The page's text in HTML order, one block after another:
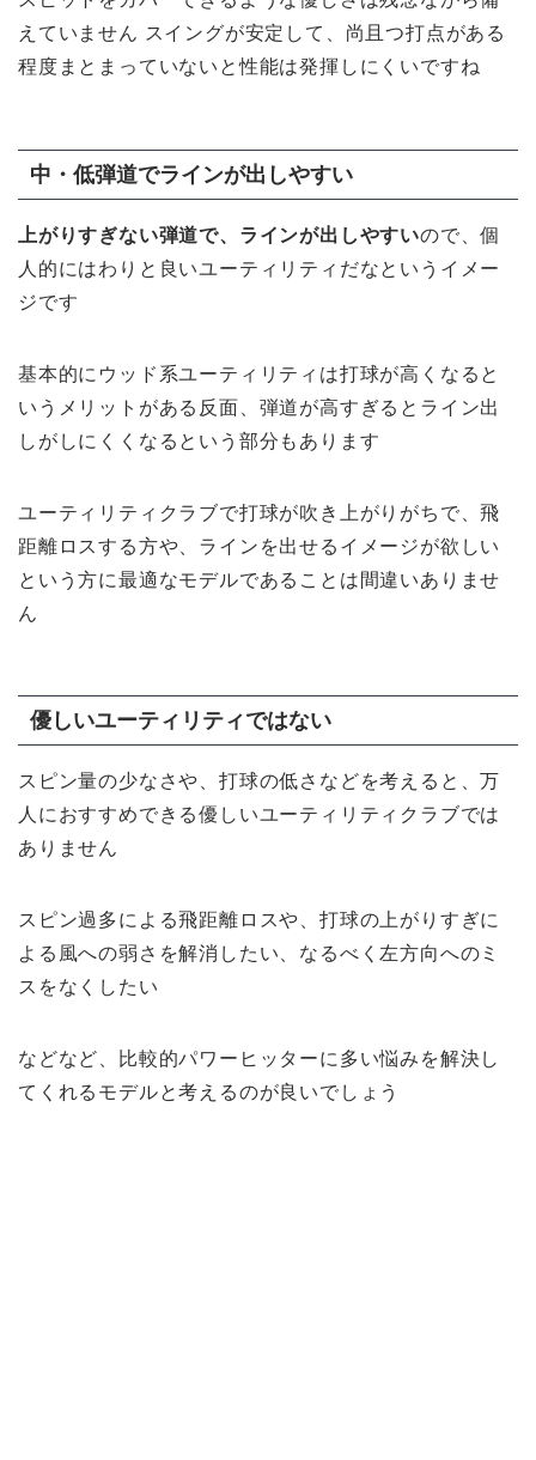
えていません スイングが安定して、尚且つ打点がある
程度まとまっていないと性能は発揮しにくいですね
中・低弾道でラインが出しやすい
上がりすぎない弾道で、ラインが出しやすいので、個
人的にはわりと良いユーティリティだなというイメー
ジです
基本的にウッド系ユーティリティは打球が高くなると
いうメリットがある反面、弾道が高すぎるとライン出
しがしにくくなるという部分もあります
ユーティリティクラブで打球が吹き上がりがちで、飛
距離ロスする方や、ラインを出せるイメージが欲しい
という方に最適なモデルであることは間違いありませ
ん
優しいユーティリティではない
スピン量の少なさや、打球の低さなどを考えると、万
人におすすめできる優しいユーティリティクラブでは
ありません
スピン過多による飛距離ロスや、打球の上がりすぎに
よる風への弱さを解消したい、なるべく左方向へのミ
スをなくしたい
などなど、比較的パワーヒッターに多い悩みを解決し
てくれるモデルと考えるのが良いでしょう